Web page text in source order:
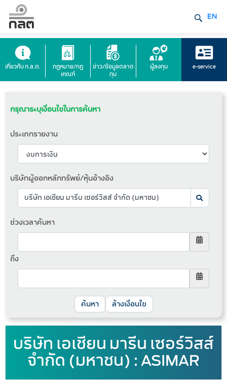
EN
เกี่ยวกับ ก.ล.ต.
กฎหมาย/กฎ
เกณฑ์
ข่าว/ข้อมูลตลาด
ทุน
ผู้ลงทุน e-service
กรุณาระบุเงื่อนไขในการค้นหา
ประเภทรายงาน
บริษัทผู้ออกหลักทรัพย์/หุ้นอ้างอิง
ช่วงเวลาค้นหา
ถึง
ล้างเงื่อนไข
บริษัท เอเชียน มารีน เซอร์วิสส์
จำกัด (มหาชน) : ASIMAR